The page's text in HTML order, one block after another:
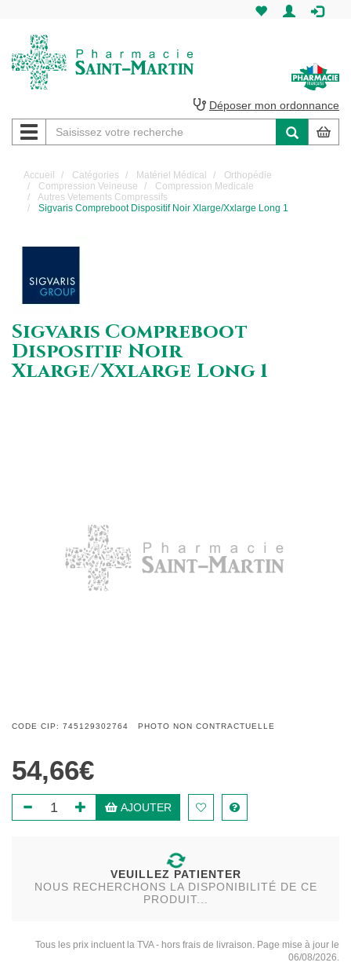
Martin
Pharmacie
Saint-
Martin
Déposer mon ordonnance
Navigation
Accueil Catégories Matériel Médical
Orthopédie
Compression Veineuse
Compression Medicale
Autres Vetements Compressifs
Sigvaris Compreboot Dispositif Noir Xlarge/Xxlarge Long 1
Sigvaris Compreboot
Dispositif Noir
Xlarge/Xxlarge Long 1
CODE CIP: 745129302764 PHOTO NON CONTRACTUELLE
54,66€
AJOUTER
VEUILLEZ PATIENTER
NOUS RECHERCHONS LA DISPONIBILITÉ DE CE
PRODUIT...
Tous les prix incluent la TVA - hors frais de livraison. Page mise à jour le
06/08/2026.